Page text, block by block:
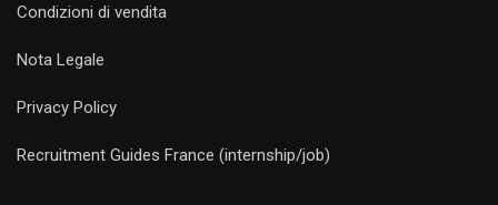
Condizioni di vendita
Nota Legale
Privacy Policy
Recruitment Guides France (internship/job)